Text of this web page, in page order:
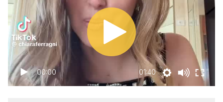
00:00 01:40